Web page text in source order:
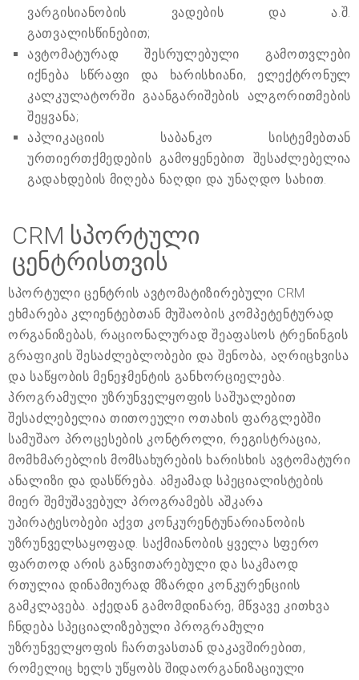
ვარგისიანობის ვადების და ა.შ.
გათვალისწინებით;
ავტომატურად შესრულებული გამოთვლები
იქნება სწრაფი და ხარისხიანი, ელექტრონულ
კალკულატორში გაანგარიშების ალგორითმების
შეყვანა;
აპლიკაციის საბანკო სისტემებთან
ურთიერთქმედების გამოყენებით შესაძლებელია
გადახდების მიღება ნაღდი და უნაღდო სახით.
CRM სპორტული
ცენტრისთვის
სპორტული ცენტრის ავტომატიზირებული CRM
ეხმარება კლიენტებთან მუშაობის კომპეტენტურად
ორგანიზებას, რაციონალურად შეაფასოს ტრენინგის
გრაფიკის შესაძლებლობები და შენობა, აღრიცხვისა
და საწყობის მენეჯმენტის განხორციელება.
პროგრამული უზრუნველყოფის საშუალებით
შესაძლებელია თითოეული ოთახის ფარგლებში
სამუშაო პროცესების კონტროლი, რეგისტრაცია,
მომხმარებლის მომსახურების ხარისხის ავტომატური
ანალიზი და დასწრება. ამჟამად სპეციალისტების
მიერ შემუშავებულ პროგრამებს აშკარა
უპირატესობები აქვთ კონკურენტუნარიანობის
უზრუნველსაყოფად. საქმიანობის ყველა სფერო
ფართოდ არის განვითარებული და საკმაოდ
რთულია დინამიურად მზარდი კონკურენციის
გამკლავება. აქედან გამომდინარე, მწვავე კითხვა
ჩნდება სპეციალიზებული პროგრამული
უზრუნველყოფის ჩართვასთან დაკავშირებით,
რომელიც ხელს უწყობს შიდაორგანიზაციული